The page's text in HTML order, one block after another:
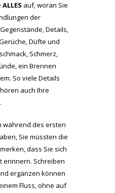
ALLES auf, woran Sie
der
Details,
Düfte und
Schmerz,
ein Brennen
So viele Details
auch Ihre
während des ersten
Sie müssten die
dass Sie sich
erinnern. Schreiben
ergänzen können
Fluss, ohne auf